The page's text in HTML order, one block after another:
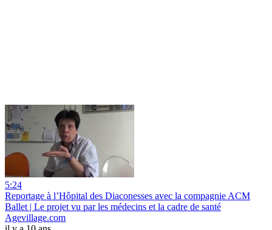
5:24
Reportage à l’Hôpital des Diaconesses avec la compagnie ACM
Ballet | Le projet vu par les médecins et la cadre de santé
Agevillage.com